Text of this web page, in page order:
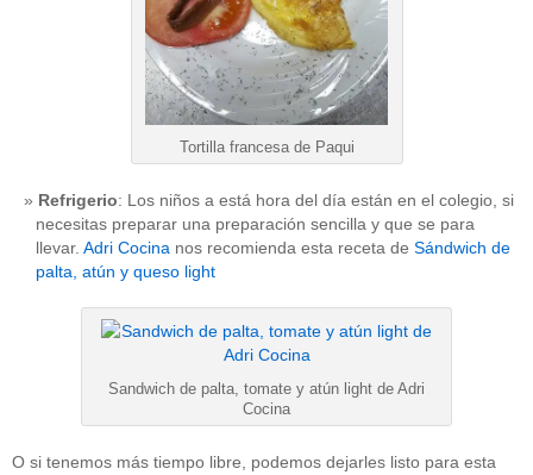
Tortilla francesa de Paqui
Refrigerio: Los niños a está hora del día están en el colegio, si
necesitas preparar una preparación sencilla y que se para
llevar. Adri Cocina nos recomienda esta receta de Sándwich de
palta, atún y queso light
Sandwich de palta, tomate y atún light de Adri
Cocina
O si tenemos más tiempo libre, podemos dejarles listo para esta